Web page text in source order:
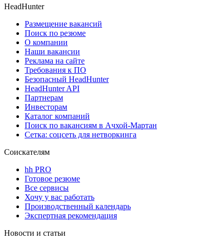
HeadHunter
Размещение вакансий
Поиск по резюме
О компании
Наши вакансии
Реклама на сайте
Требования к ПО
Безопасный HeadHunter
HeadHunter API
Партнерам
Инвесторам
Каталог компаний
Поиск по вакансиям в Ачхой-Мартан
Сетка: соцсеть для нетворкинга
Соискателям
hh PRO
Готовое резюме
Все сервисы
Хочу у вас работать
Производственный календарь
Экспертная рекомендация
Новости и статьи